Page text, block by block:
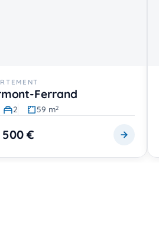
Ferrand
2 59 m2
500 €